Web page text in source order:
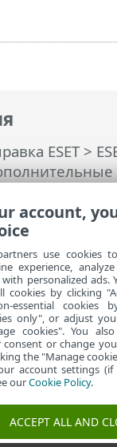
ESET>
Диспетчер
сайт для ПК
поддержка
account,
use cookies
experience,
personalized ads.
cookies by clicking
essential cookies
only", or adjust
cookies". You
or change
the "Manage
account settings (if
ourCookie Policy.
ACCEPT ALL AND